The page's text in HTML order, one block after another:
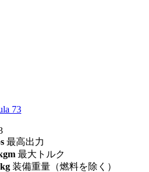
73
最高出力
最大トルク
装備重量（燃料を除く）